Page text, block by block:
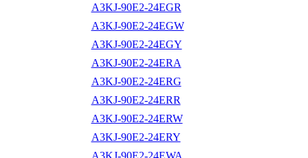
A3KJ-90E2-24EGR
A3KJ-90E2-24EGW
A3KJ-90E2-24EGY
A3KJ-90E2-24ERA
A3KJ-90E2-24ERG
A3KJ-90E2-24ERR
A3KJ-90E2-24ERW
A3KJ-90E2-24ERY
A3KJ-90E2-24EWA